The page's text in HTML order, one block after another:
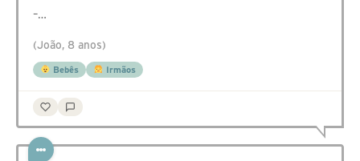
–…
(João, 8 anos)
Bebês Irmãos